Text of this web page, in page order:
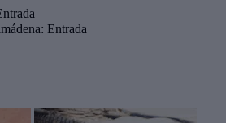
Entrada